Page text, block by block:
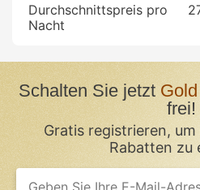
Durchschnittspreis pro
Nacht
Schalten Sie jetztGold
frei!
Gratis registrieren,
Rabatten zu